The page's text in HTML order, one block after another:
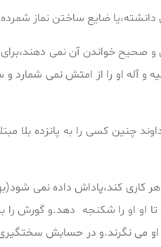
ضایع ساختن نماز
صحیح خواندن آن نمی
آله او را از امتش نمی شمارد
کسی را به پانزده بلا
کاری کند،پاداش داده نمی
او او را شکنجه دهد.و گورش
او می نگرند.و در حسابش